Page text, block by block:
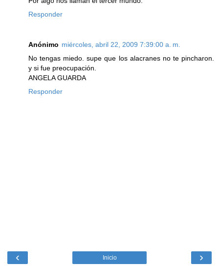
Responder
Anónimo miércoles, abril 22, 2009 7:39:00 a. m.
No tengas miedo. supe que los alacranes no te pincharon.
y si fue preocupación.
ANGELA GUARDA
Responder
‹ ›
Inicio